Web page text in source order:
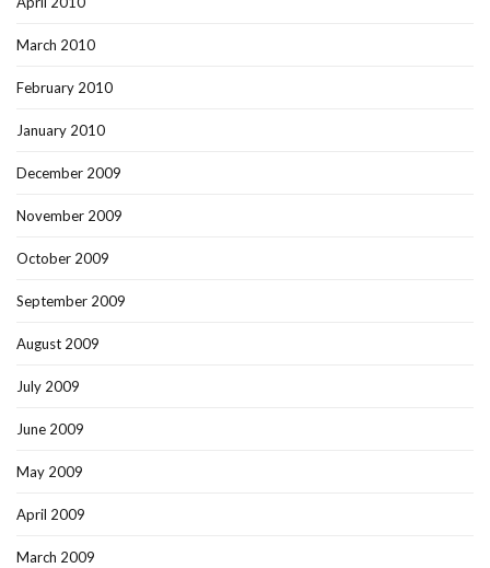
March 2010
February 2010
January 2010
December 2009
November 2009
October 2009
September 2009
August 2009
July 2009
June 2009
May 2009
April 2009
March 2009